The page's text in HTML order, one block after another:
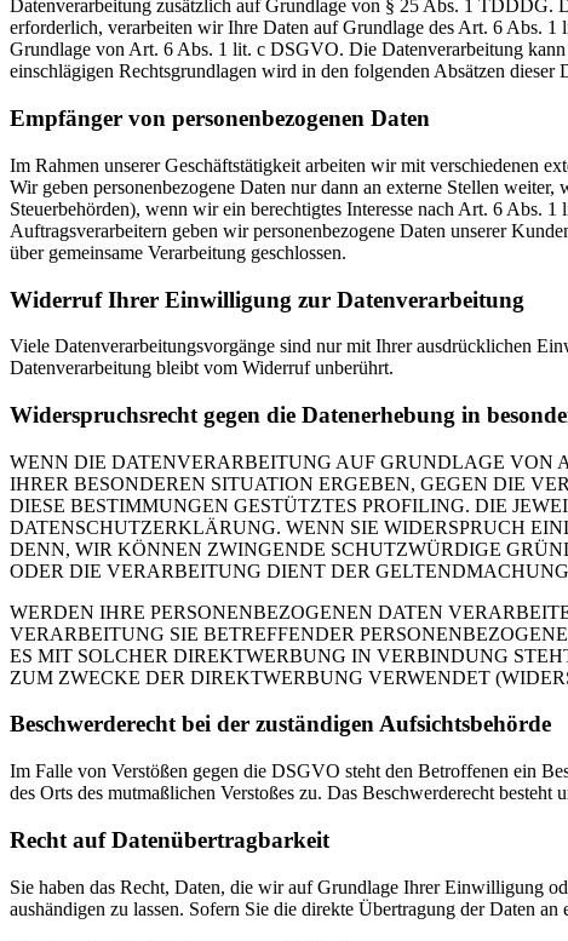
Datenverarbeitung zusätzlich auf Grundlage von § 25 Abs. 1
erforderlich, verarbeiten wir Ihre Daten auf Grundlage des Art. 6 Abs.
Grundlage von Art. 6 Abs. 1 lit. c DSGVO. Die Datenverarbeitung
einschlägigen Rechtsgrundlagen wird in den folgenden Absätzen dieser
Empfänger von personenbezogenen Daten
Im Rahmen unserer Geschäftstätigkeit arbeiten wir mit verschiedenen
Wir geben personenbezogene Daten nur dann an externe Stellen
Steuerbehörden), wenn wir ein berechtigtes Interesse nach Art. 6 Abs.
Auftragsverarbeitern geben wir personenbezogene Daten unserer
über gemeinsame Verarbeitung geschlossen.
Widerruf Ihrer Einwilligung zur Datenverarbeitung
Viele Datenverarbeitungsvorgänge sind nur mit Ihrer ausdrücklichen
Datenverarbeitung bleibt vom Widerruf unberührt.
Widerspruchsrecht gegen die Datenerhebung in
WENN DIE DATENVERARBEITUNG AUF GRUNDLAGE VON
IHRER BESONDEREN SITUATION ERGEBEN, GEGEN DIE
DIESE BESTIMMUNGEN GESTÜTZTES PROFILING. DIE
DATENSCHUTZERKLÄRUNG. WENN SIE WIDERSPRUCH
DENN, WIR KÖNNEN ZWINGENDE SCHUTZWÜRDIGE
ODER DIE VERARBEITUNG DIENT DER
WERDEN IHRE PERSONENBEZOGENEN DATEN
VERARBEITUNG SIE BETREFFENDER
ES MIT SOLCHER DIREKTWERBUNG IN VERBINDUNG
ZUM ZWECKE DER DIREKTWERBUNG VERWENDET
Beschwerde­recht bei der zuständigen Aufsichts­behörde
Im Falle von Verstößen gegen die DSGVO steht den Betroffenen ein
des Orts des mutmaßlichen Verstoßes zu. Das Beschwerderecht
Recht auf Daten­übertrag­barkeit
Sie haben das Recht, Daten, die wir auf Grundlage Ihrer Einwilligung
aushändigen zu lassen. Sofern Sie die direkte Übertragung der Daten